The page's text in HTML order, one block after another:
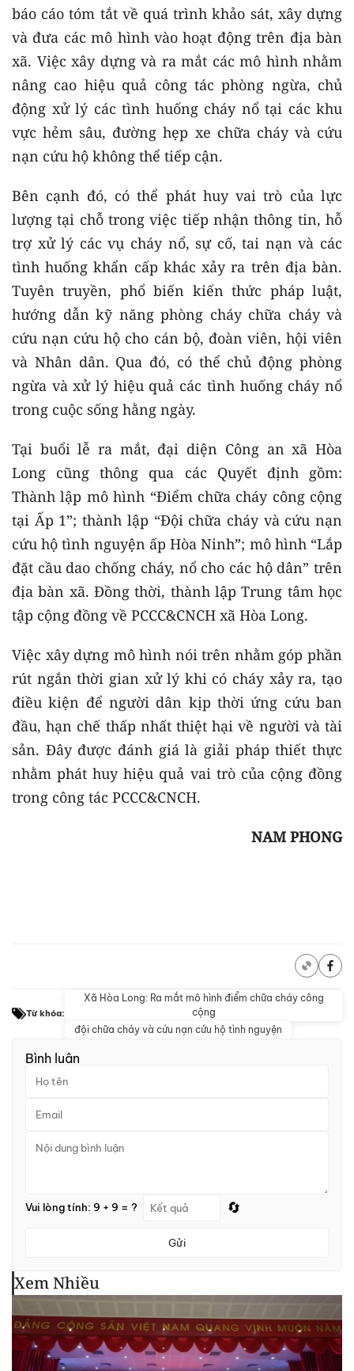
báo cáo tóm tắt về quá trình khảo sát, xây dựng
và đưa các mô hình vào hoạt động trên địa bàn
xã. Việc xây dựng và ra mắt các mô hình nhằm
nâng cao hiệu quả công tác phòng ngừa, chủ
động xử lý các tình huống cháy nổ tại các khu
vực hẻm sâu, đường hẹp xe chữa cháy và cứu
nạn cứu hộ không thể tiếp cận.
Bên cạnh đó, có thể phát huy vai trò của lực
lượng tại chỗ trong việc tiếp nhận thông tin, hỗ
trợ xử lý các vụ cháy nổ, sự cố, tai nạn và các
tình huống khẩn cấp khác xảy ra trên địa bàn.
Tuyên truyền, phổ biến kiến thức pháp luật,
hướng dẫn kỹ năng phòng cháy chữa cháy và
cứu nạn cứu hộ cho cán bộ, đoàn viên, hội viên
và Nhân dân. Qua đó, có thể chủ động phòng
ngừa và xử lý hiệu quả các tình huống cháy nổ
trong cuộc sống hằng ngày.
Tại buổi lễ ra mắt, đại diện Công an xã Hòa
Long cũng thông qua các Quyết định gồm:
Thành lập mô hình “Điểm chữa cháy công cộng
tại Ấp 1”; thành lập “Đội chữa cháy và cứu nạn
cứu hộ tình nguyện ấp Hòa Ninh”; mô hình “Lắp
đặt cầu dao chống cháy, nổ cho các hộ dân” trên
địa bàn xã. Đồng thời, thành lập Trung tâm học
tập cộng đồng về PCCC&CNCH xã Hòa Long.
Việc xây dựng mô hình nói trên nhằm góp phần
rút ngắn thời gian xử lý khi có cháy xảy ra, tạo
điều kiện để người dân kịp thời ứng cứu ban
đầu, hạn chế thấp nhất thiệt hại về người và tài
sản. Đây được đánh giá là giải pháp thiết thực
nhằm phát huy hiệu quả vai trò của cộng đồng
trong công tác PCCC&CNCH.
NAM PHONG
Từ khóa:
Xã Hòa Long: Ra mắt mô hình điểm chữa cháy công
cộng
đội chữa cháy và cứu nạn cứu hộ tình nguyện
Bình luận
Vui lòng tính: 9 + 9 = ? 🔄
Gửi
Xem Nhiều